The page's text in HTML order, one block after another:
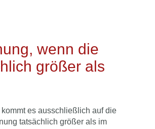
wenn die
größer als
es ausschließlich auf die
tatsächlich größer als im